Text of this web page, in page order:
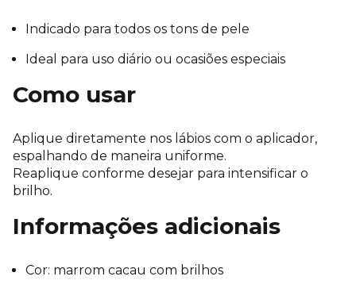
Indicado para todos os tons de pele
Ideal para uso diário ou ocasiões especiais
Como usar
Aplique diretamente nos lábios com o aplicador,
espalhando de maneira uniforme.
Reaplique conforme desejar para intensificar o
brilho.
Informações adicionais
Cor: marrom cacau com brilhos